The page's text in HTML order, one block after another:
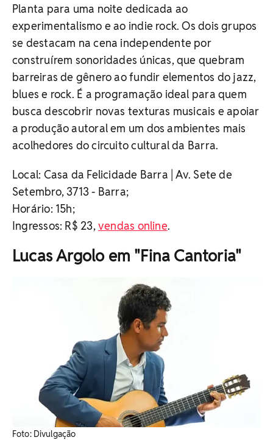
Planta para uma noite dedicada ao
experimentalismo e ao indie rock.Os dois grupos
se destacam na cena independente por
construírem sonoridades únicas, que quebram
barreiras de gênero ao fundir elementos do jazz,
blues e rock. É a programação ideal para quem
busca descobrir novas texturas musicais e apoiar
a produção autoral em um dos ambientes mais
acolhedores do circuito cultural da Barra.
Local: Casa da Felicidade Barra | Av. Sete de
Setembro, 3713 - Barra;
Horário: 15h;
Ingressos: R$ 23,vendas online.
Lucas Argolo em "Fina Cantoria"
Foto: Divulgação